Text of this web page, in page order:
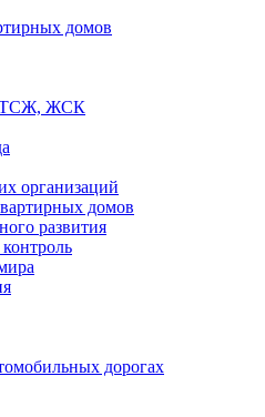
домов
ТСЖ, ЖСК
организаций
домов
развития
дорогах